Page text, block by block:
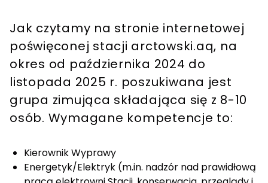
Jak czytamy na stronie internetowej
poświęconej stacji arctowski.aq, na
okres od października 2024 do
listopada 2025 r. poszukiwana jest
grupa zimująca składająca się z 8-10
osób. Wymagane kompetencje to:
Kierownik Wyprawy
Energetyk/Elektryk (m.in. nadzór nad prawidłową